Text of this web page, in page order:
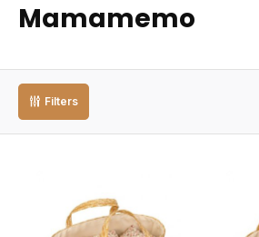
Mamamemo
Filters